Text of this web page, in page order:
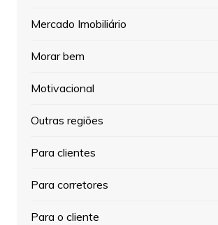
Mercado Imobiliário
Morar bem
Motivacional
Outras regiões
Para clientes
Para corretores
Para o cliente